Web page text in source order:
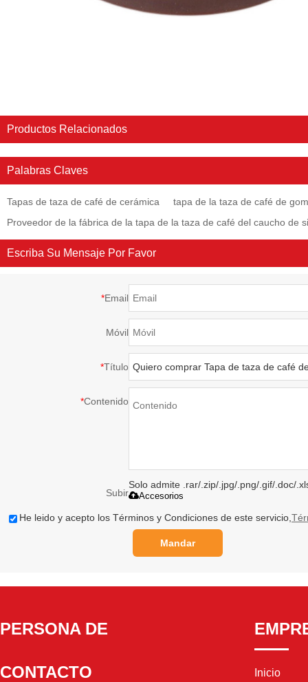
Productos Relacionados
Palabras Claves
Tapas de taza de café de cerámica
tapa de la taza de café de
Proveedor de la fábrica de la tapa de la taza de café del caucho de
Escriba Su Mensaje Por Favor
*Email
Móvil
*Título
*Contenido
Subir
Solo admite .rar/.zip/.jpg/.png/.gif/.doc/
Accesorios
He leido y acepto los Términos y Condiciones de este servicio,
Mandar
PERSONA DE
CONTACTO Inicio